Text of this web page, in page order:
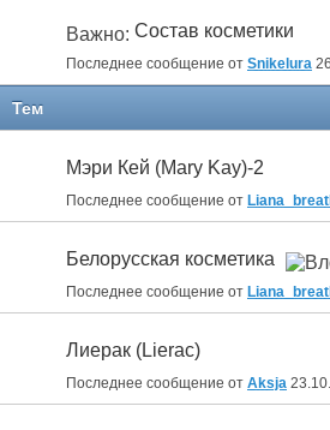
Важно: Состав косметики
Последнее сообщение от Snikelura
Тем
Мэри Кей (Mary Kay)-2
Последнее сообщение от
Белорусская косметика
Последнее сообщение от
Лиерак (Lierac)
Последнее сообщение от Aksja